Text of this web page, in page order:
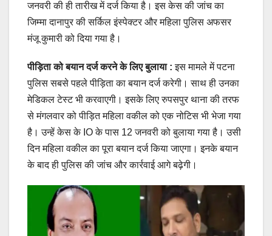
जनवरी की ही तारीख में दर्ज किया है। इस केस की जांच का
जिम्मा दानापुर की सर्किल इंस्पेक्टर और महिला पुलिस अफसर
मंजू कुमारी को दिया गया है।
पीड़िता को बयान दर्ज करने के लिए बुलाया :इस मामले में पटना
पुलिस सबसे पहले पीड़िता का बयान दर्ज करेगी। साथ ही उनका
मेडिकल टेस्ट भी करवाएगी। इसके लिए रुपसपुर थाना की तरफ
से मंगलवार को पीड़ित महिला वकील को एक नोटिस भी भेजा गया
है। उन्हें केस के IO के पास 12 जनवरी को बुलाया गया है। उसी
दिन महिला वकील का पूरा बयान दर्ज किया जाएगा। इनके बयान
के बाद ही पुलिस की जांच और कार्रवाई आगे बढ़ेगी।